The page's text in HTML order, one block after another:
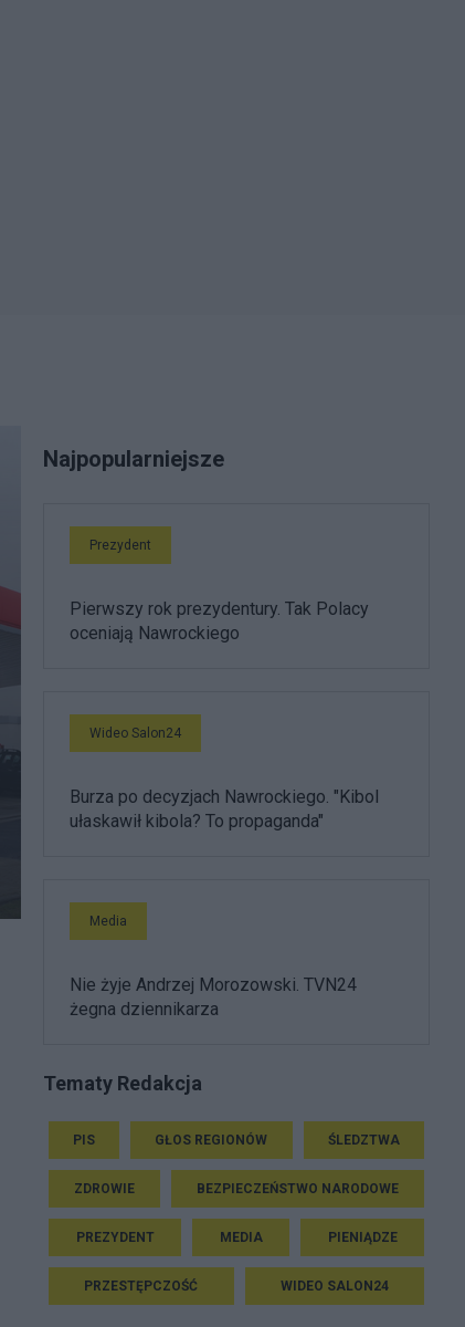
Najpopularniejsze
Prezydent
Pierwszy rok prezydentury. Tak Polacy
oceniają Nawrockiego
Wideo Salon24
Burza po decyzjach Nawrockiego. "Kibol
ułaskawił kibola? To propaganda"
Media
Nie żyje Andrzej Morozowski. TVN24
żegna dziennikarza
Tematy Redakcja
PIS GŁOS REGIONÓW ŚLEDZTWA
ZDROWIE BEZPIECZEŃSTWO NARODOWE
PREZYDENT MEDIA PIENIĄDZE
PRZESTĘPCZOŚĆ WIDEO SALON24